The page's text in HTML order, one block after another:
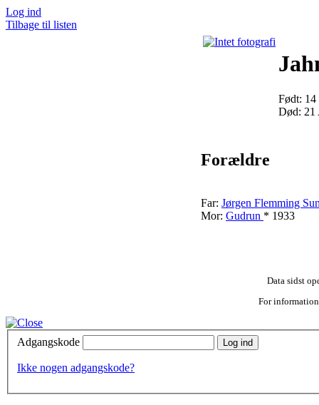
Log ind
Tilbage til listen
Født:
Død: 21
Forældre
Far: Jørgen Flemming
Mor: Gudrun * 1933
Data sidst
For
Adgangskode Log ind
Ikke nogen adgangskode?